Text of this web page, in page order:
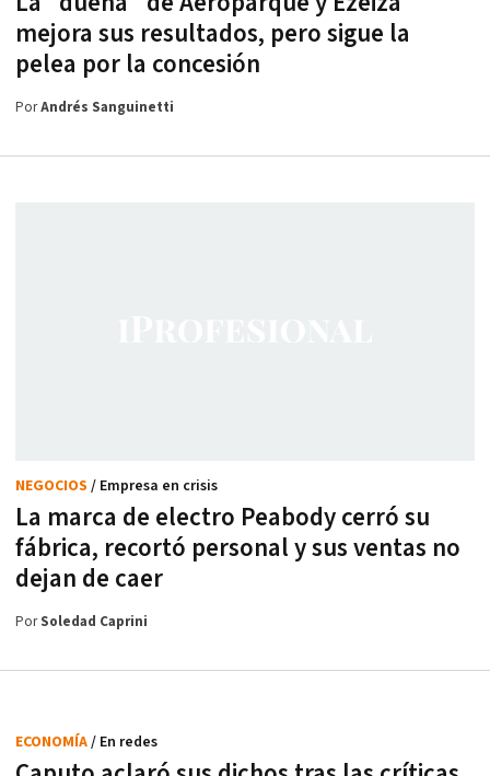
mejora sus resultados, pero sigue la
pelea por la concesión
PorAndrés Sanguinetti
La marca de electro Peabody cerró su
fábrica, recortó personal y sus ventas no
dejan de caer
NEGOCIOS / Empresa en crisis
PorSoledad Caprini
ECONOMÍA/ En redes